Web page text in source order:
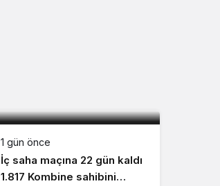
1 gün önce
İç saha maçına 22 gün kaldı
1.817 Kombine sahibini